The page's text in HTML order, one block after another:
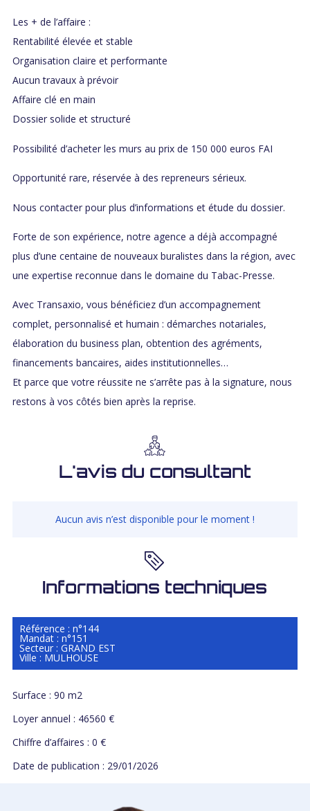
Les + de l’affaire :
Rentabilité élevée et stable
Organisation claire et performante
Aucun travaux à prévoir
Affaire clé en main
Dossier solide et structuré
Possibilité d’acheter les murs au prix de 150 000 euros FAI
Opportunité rare, réservée à des repreneurs sérieux.
Nous contacter pour plus d’informations et étude du dossier.
Forte de son expérience, notre agence a déjà accompagné
plus d’une centaine de nouveaux buralistes dans la région, avec
une expertise reconnue dans le domaine du Tabac-Presse.
Avec Transaxio, vous bénéficiez d’un accompagnement
complet, personnalisé et humain : démarches notariales,
élaboration du business plan, obtention des agréments,
financements bancaires, aides institutionnelles…
Et parce que votre réussite ne s’arrête pas à la signature, nous
restons à vos côtés bien après la reprise.
L'avis du consultant
Aucun avis n’est disponible pour le moment !
Informations techniques
Référence : n°144
Mandat : n°151
Secteur : GRAND EST
Ville : MULHOUSE
Surface : 90 m2
Loyer annuel : 46560 €
Chiffre d’affaires : 0 €
Date de publication : 29/01/2026